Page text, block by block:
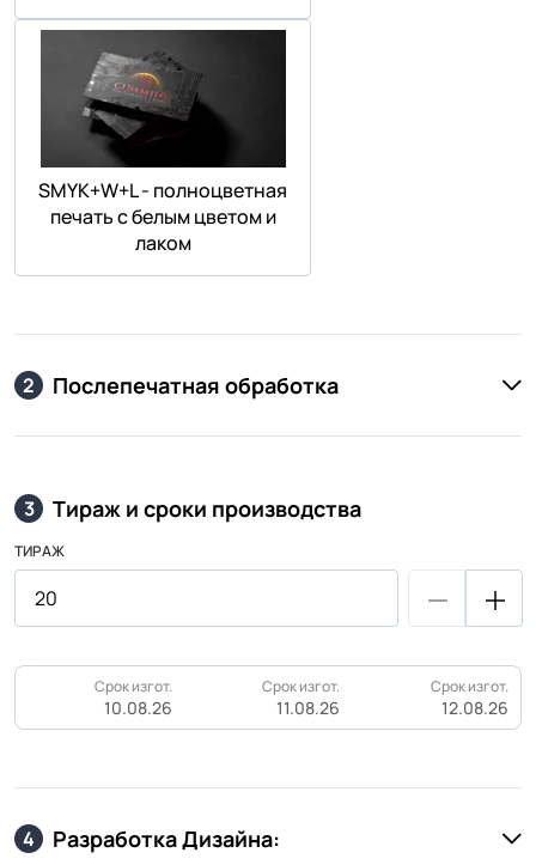
SMYK+W+L - полноцветная
печать с белым цветом и
лаком
2 Послепечатная обработка
3 Тираж и сроки производства
ТИРАЖ
Срок изгот.
10.08.26
Срок изгот.
11.08.26
Срок изгот.
12.08.26
4 Разработка Дизайна: